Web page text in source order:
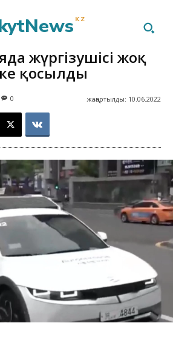
KZ
жүргізушісі жоқ
қосылды
жаңартылды: 10.06.2022
0